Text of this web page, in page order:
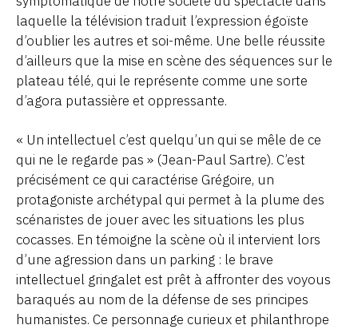
laquelle la télévision traduit l’expression égoïste
d’oublier les autres et soi-même. Une belle réussite
d’ailleurs que la mise en scène des séquences sur le
plateau télé, qui le représente comme une sorte
d’agora putassière et oppressante.
« Un intellectuel c’est quelqu’un qui se mêle de ce
qui ne le regarde pas » (Jean-Paul Sartre). C’est
précisément ce qui caractérise Grégoire, un
protagoniste archétypal qui permet à la plume des
scénaristes de jouer avec les situations les plus
cocasses. En témoigne la scène où il intervient lors
d’une agression dans un parking : le brave
intellectuel gringalet est prêt à affronter des voyous
baraqués au nom de la défense de ses principes
humanistes. Ce personnage curieux et philanthrope